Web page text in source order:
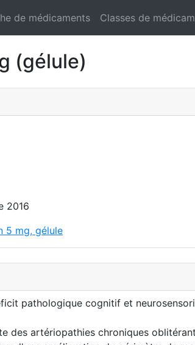
de médicaments Classes de
(gélule)
2016
5 mg, gélule
pathologique cognitif et
des artériopathies chroniques